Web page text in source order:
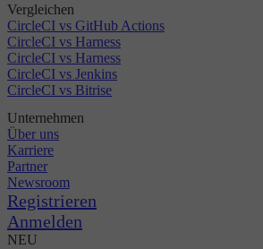
Vergleichen
CircleCI vs GitHub Actions
CircleCI vs Harness
CircleCI vs Harness
CircleCI vs Jenkins
CircleCI vs Bitrise
Unternehmen
Über uns
Karriere
Partner
Newsroom
Registrieren
Anmelden
NEU